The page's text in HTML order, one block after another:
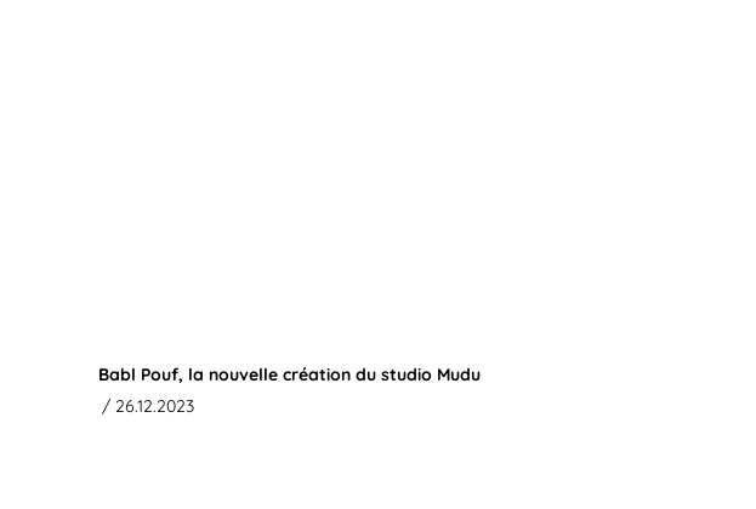
Babl Pouf, la nouvelle création du studio Mudu
/ 26.12.2023